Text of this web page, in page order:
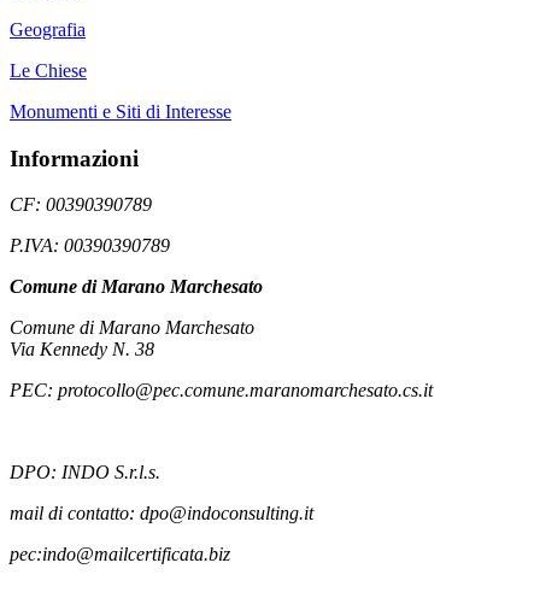
Geografia
Le Chiese
Monumenti e Siti di Interesse
Informazioni
CF: 00390390789
P.IVA: 00390390789
Comune di Marano Marchesato
Comune di Marano Marchesato
Via Kennedy N. 38
PEC: protocollo@pec.comune.maranomarchesato.cs.it
DPO: INDO S.r.l.s.
mail di contatto: dpo@indoconsulting.it
pec:indo@mailcertificata.biz